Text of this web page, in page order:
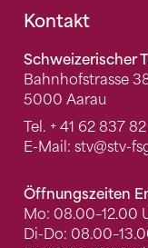
Fusszeile
Kontakt
Schweizerischer
Bahnhofstrasse
5000 Aarau
Tel. + 41 62 837
E-Mail: stv@stv-
Öffnungszeiten
Mo: 08.00–12.00
Di-Do: